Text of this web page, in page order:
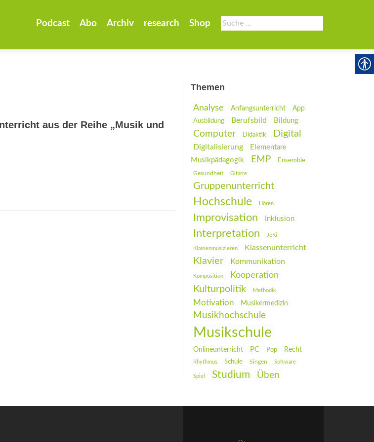
Suche
nach:
Podcast Abo Archiv research Shop
aus der Reihe „Musik und
Themen
Analyse Anfangsunterricht
App
Ausbildung
Berufsbild Bildung
Computer Didaktik Digital
Digitalisierung
Elementare
Musikpädagogik
EMP Ensemble
Gesundheit Gitarre
Gruppenunterricht
Hochschule Hören
Improvisation Inklusion
Interpretation JeKi
Klassenmusizieren Klassenunterricht
Klavier Kommunikation
Komposition Kooperation
Kulturpolitik Methodik
Motivation Musikermedizin
Musikhochschule
Musikschule
Onlineunterricht PC Pop Recht
Rhythmus Schule Singen Software
Spiel Studium Üben